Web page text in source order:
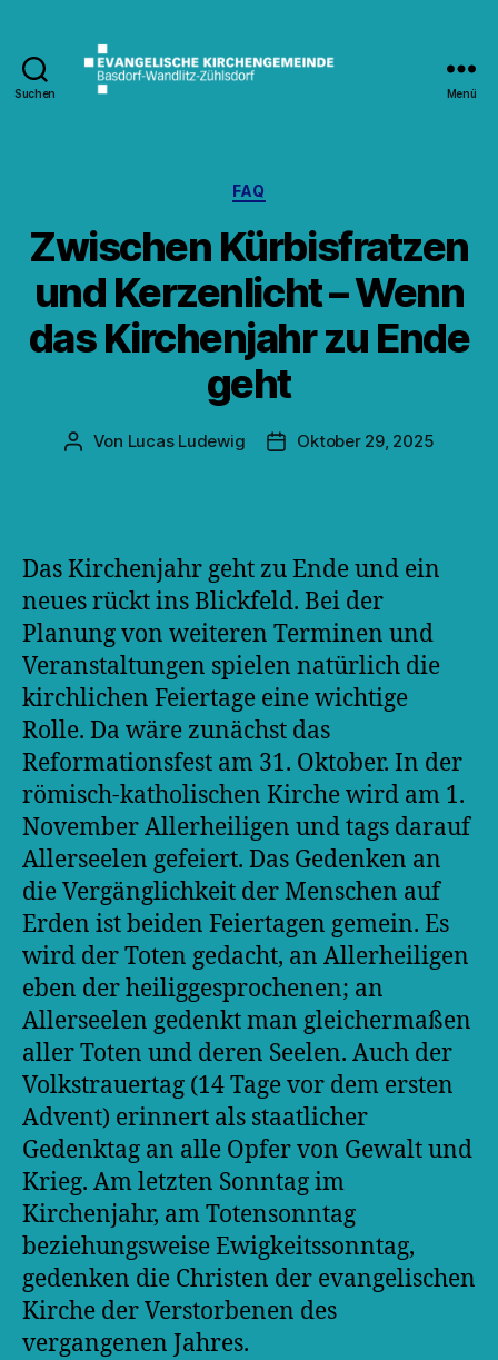
Suchen Menü
Kategorien
FAQ
Zwischen Kürbisfratzen
und Kerzenlicht – Wenn
das Kirchenjahr zu Ende
geht
Beitragsautor
Von Lucas Ludewig Veröffentlichungsdatum
Oktober 29, 2025
Das Kirchenjahr geht zu Ende und ein
neues rückt ins Blickfeld. Bei der
Planung von weiteren Terminen und
Veranstaltungen spielen natürlich die
kirchlichen Feiertage eine wichtige
Rolle. Da wäre zunächst das
Reformationsfest am 31. Oktober. In der
römisch-katholischen Kirche wird am 1.
November Allerheiligen und tags darauf
Allerseelen gefeiert. Das Gedenken an
die Vergänglichkeit der Menschen auf
Erden ist beiden Feiertagen gemein. Es
wird der Toten gedacht, an Allerheiligen
eben der heiliggesprochenen; an
Allerseelen gedenkt man gleichermaßen
aller Toten und deren Seelen. Auch der
Volkstrauertag (14 Tage vor dem ersten
Advent) erinnert als staatlicher
Gedenktag an alle Opfer von Gewalt und
Krieg. Am letzten Sonntag im
Kirchenjahr, am Totensonntag
beziehungsweise Ewigkeitssonntag,
gedenken die Christen der evangelischen
Kirche der Verstorbenen des
vergangenen Jahres.